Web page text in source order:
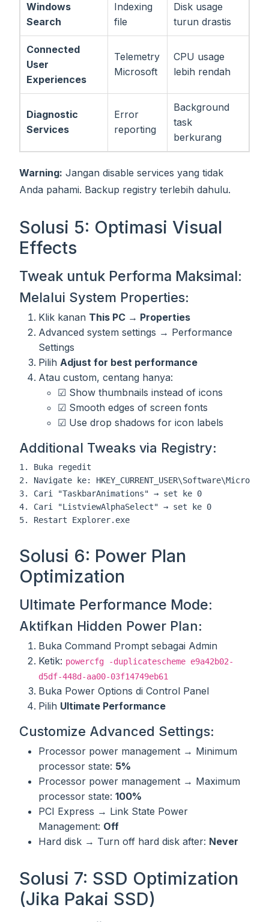
Windows
Search
Indexing
file
Disk usage
turun drastis
Connected
User
Experiences
Telemetry
Microsoft
CPU usage
lebih rendah
Diagnostic
Services
Error
reporting
Background
task
berkurang
Warning: Jangan disable services yang tidak
Anda pahami. Backup registry terlebih dahulu.
Solusi 5: Optimasi Visual
Effects
Tweak untuk Performa Maksimal:
Melalui System Properties:
Klik kanan This PC → Properties
Advanced system settings → Performance
Settings
Pilih Adjust for best performance
Atau custom, centang hanya:
☑ Show thumbnails instead of icons
☑ Smooth edges of screen fonts
☑ Use drop shadows for icon labels
Additional Tweaks via Registry:
1. Buka regedit
2. Navigate ke:
3. Cari "TaskbarAnimations" → set ke 0
4. Cari "ListviewAlphaSelect" → set ke 0
Solusi 6: Power Plan
Optimization
Ultimate Performance Mode:
Aktifkan Hidden Power Plan:
Buka Command Prompt sebagai Admin
Ketik: powercfg -duplicatescheme e9a42b02-
d5df-448d-aa00-03f14749eb61
Buka Power Options di Control Panel
Pilih Ultimate Performance
Customize Advanced Settings:
Processor power management → Minimum
processor state: 5%
Processor power management → Maximum
processor state: 100%
PCI Express → Link State Power
Management: Off
Hard disk → Turn off hard disk after: Never
Solusi 7: SSD Optimization
(Jika Pakai SSD)